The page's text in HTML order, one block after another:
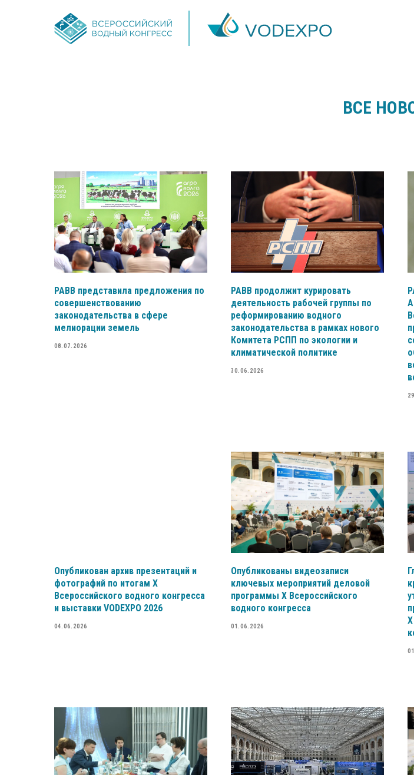
ВСЕ
РАВВ представила предложения по
совершенствованию
законодательства в сфере
мелиорации земель
08.07.2026
РАВВ продолжит курировать
деятельность рабочей группы по
реформированию водного
законодательства в рамках нового
Комитета РСПП по экологии и
климатической политике
30.06.2026
Опубликован архив презентаций и
фотографий по итогам X
Всероссийского водного конгресса
и выставки VODEXPO 2026
04.06.2026
Опубликованы видеозаписи
ключевых мероприятий деловой
программы X Всероссийского
водного конгресса
01.06.2026